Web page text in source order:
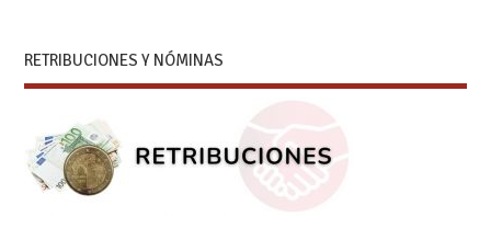
RETRIBUCIONES Y NÓMINAS